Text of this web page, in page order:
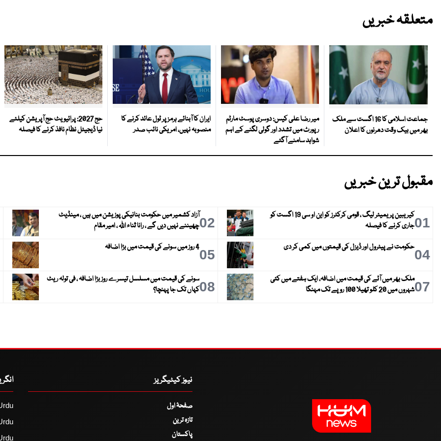
متعلقہ خبریں
جماعت اسلامی کا 16 اگست سے ملک
بھر میں بیک وقت دھرنوں کا اعلان
میر رضا علی کیس: دوسری پوسٹ مارٹم
رپورٹ میں تشدد اور گولی لگنے کے اہم
شواہد سامنے آگئے
ایران کا آبنائے ہرمز پر ٹول عائد کرنے کا
منصوبہ نہیں، امریکی نائب صدر
حج 2027: پرائیویٹ حج آپریشن کیلئے
نیا ڈیجیٹل نظام نافذ کرنے کا فیصلہ
مقبول ترین خبریں
01
کیریبین پریمیئر لیگ ، قومی کرکٹرز کو این او سی 19 اگست کو
جاری کرنے کا فیصلہ
02آزاد کشمیر میں حکومت بنانیکی پوزیشن میں ہیں ، مینڈیٹ
چھیننے نہیں دیں گے ، رانا ثناء اللہ ، امیر مقام
04حکومت نے پیٹرول اور ڈیزل کی قیمتوں میں کمی کر دی 054 روز میں سونے کی قیمت میں بڑا اضافہ
07ملک بھر میں آٹے کی قیمت میں اضافہ، ایک ہفتے میں کئی
شہروں میں 20 کلو تھیلا 100 روپے تک مہنگا
08سونے کی قیمت میں مسلسل تیسرے روز بڑا اضافہ ، فی تولہ ریٹ
کہاں تک جا پہنچا؟
نیوز کیٹیگریز
صفحۂ اول
تازہ ترین
پاکستان